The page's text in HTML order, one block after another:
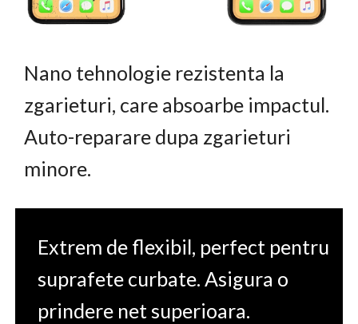
Nano tehnologie rezistenta la
zgarieturi, care absoarbe impactul.
Auto-reparare dupa zgarieturi
minore.
Extrem de flexibil, perfect pentru
suprafete curbate. Asigura o
prindere net superioara.